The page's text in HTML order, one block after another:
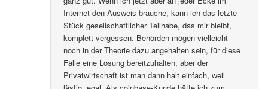
Internet den Ausweis brauche, kann ich das letzte
Stück gesellschaftlicher Teilhabe, das mir bleibt,
komplett vergessen. Behörden mögen vielleicht
noch in der Theorie dazu angehalten sein, für diese
Fälle eine Lösung bereitzuhalten, aber der
Privatwirtschaft ist man dann halt einfach, weil